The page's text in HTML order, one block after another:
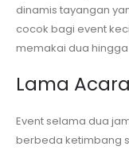
dinamis tayangan
cocok bagi event
memakai dua
Lama Acara
Event selama dua
berbeda ketimbang